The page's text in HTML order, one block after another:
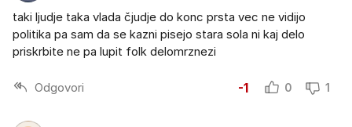
taki ljudje taka vlada čjudje do konc prsta vec ne vidijo
politika pa sam da se kazni pisejo stara sola ni kaj delo
priskrbite ne pa lupit folk delomrznezi
Odgovori -1 0 1